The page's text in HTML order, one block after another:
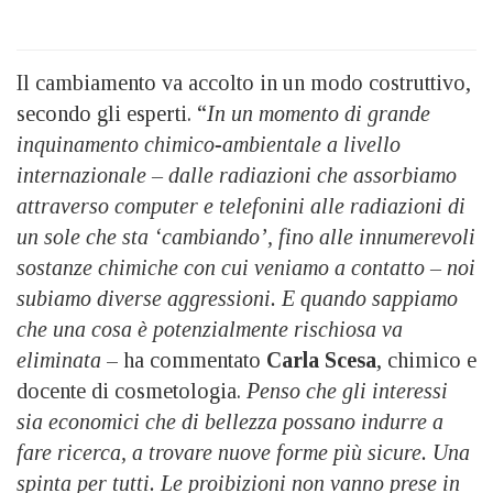
Il cambiamento va accolto in un modo costruttivo,
secondo gli esperti. “In un momento di grande
inquinamento chimico-ambientale a livello
internazionale – dalle radiazioni che assorbiamo
attraverso computer e telefonini alle radiazioni di
un sole che sta ‘cambiando’, fino alle innumerevoli
sostanze chimiche con cui veniamo a contatto – noi
subiamo diverse aggressioni. E quando sappiamo
che una cosa è potenzialmente rischiosa va
eliminata – ha commentato Carla Scesa, chimico e
docente di cosmetologia. Penso che gli interessi
sia economici che di bellezza possano indurre a
fare ricerca, a trovare nuove forme più sicure. Una
spinta per tutti. Le proibizioni non vanno prese in